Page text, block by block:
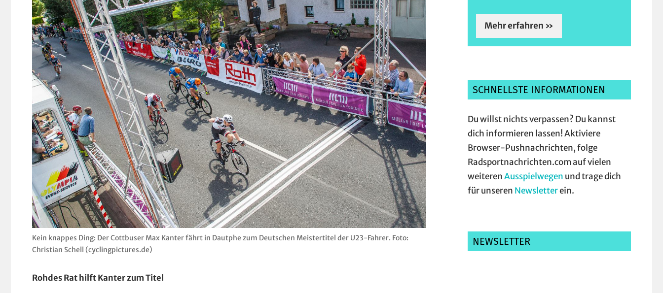
Kein knappes Ding: Der Cottbuser Max Kanter fährt in Dautphe zum Deutschen Meistertitel der U23-Fahrer. Foto:
Christian Schell (cyclingpictures.de)
Rohdes Rat hilft Kanter zum Titel
Mehr erfahren »
SCHNELLSTE INFORMATIONEN
Du willst nichts verpassen? Du kannst
dich informieren lassen! Aktiviere
Browser-Pushnachrichten, folge
Radsportnachrichten.com auf vielen
weiterenAusspielwegen und trage dich
für unseren Newsletterein.
NEWSLETTER